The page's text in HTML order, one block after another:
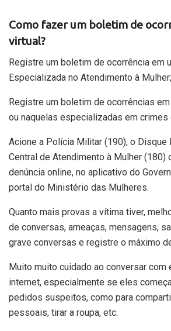
Como fazer um boletim de
virtual?
Registre um boletim de ocorrência em
Especializada no Atendimento à Mulher;
Registre um boletim de ocorrências
ou naquelas especializadas em
Acione a Polícia Militar (190), o Disque
Central de Atendimento à Mulher (180)
denúncia online, no aplicativo do
portal do Ministério das Mulheres.
Quanto mais provas a vítima tiver,
de conversas, ameaças, mensagens,
grave conversas e registre o máximo
Muito muito cuidado ao conversar com
internet, especialmente se eles
pedidos suspeitos, como para
pessoais, tirar a roupa, etc.